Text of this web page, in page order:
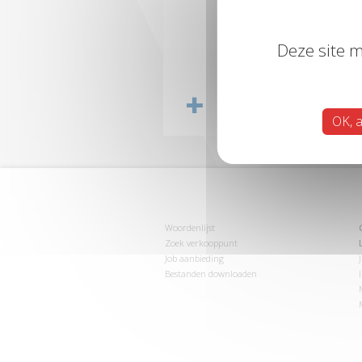
Woordenlijst
Zoek verkooppunt
Job aanbieding
Bestanden downloaden
Deze site
OK,